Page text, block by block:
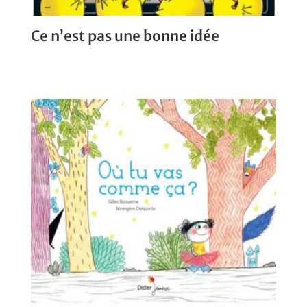
Ce n’est pas une bonne idée